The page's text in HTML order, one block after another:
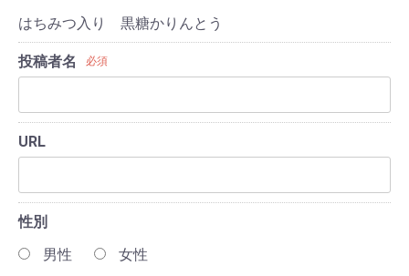
はちみつ入り 黒糖かりんとう
投稿者名 必須
URL
性別
男性
女性